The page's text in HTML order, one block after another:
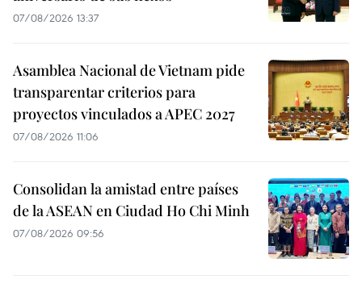
07/08/2026 13:37
Asamblea Nacional de Vietnam pide
transparentar criterios para
proyectos vinculados a APEC 2027
07/08/2026 11:06
Consolidan la amistad entre países
de la ASEAN en Ciudad Ho Chi Minh
07/08/2026 09:56